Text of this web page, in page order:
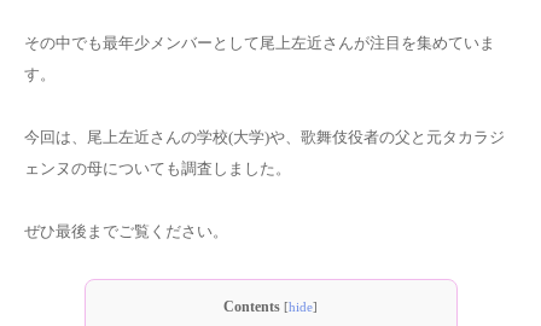
その中でも最年少メンバーとして尾上左近さんが注目を集めていま
す。
今回は、尾上左近さんの学校(大学)や、歌舞伎役者の父と元タカラジ
ェンヌの母についても調査しました。
ぜひ最後までご覧ください。
Contents [hide]